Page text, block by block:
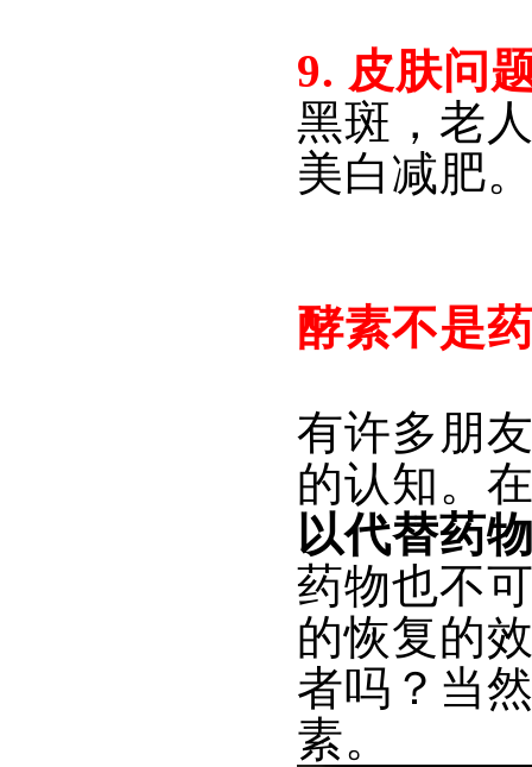
9. 皮肤问
黑斑，老
美白减肥
酵素不是
有许多朋
的认知。
以代替药
药物也不
的恢复的
者吗？当
素。